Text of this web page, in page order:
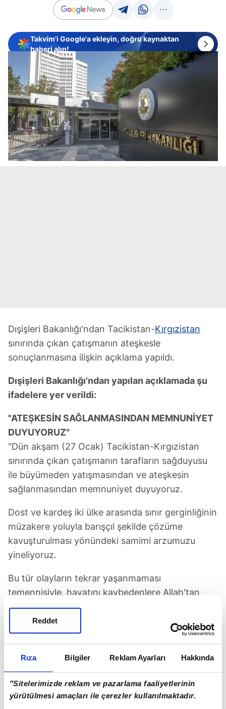
Rıza Bilgiler Reklam Ayarları Hakkında
"Sitelerimizde reklam ve pazarlama faaliyetlerinin
yürütülmesi amaçları ile çerezler kullanılmaktadır.
Reddet
Takvim'i Google'a ekleyin, doğru kaynaktan
haberi alın!
Dışişleri Bakanlığı'ndan Tacikistan-Kırgızistan
sınırında çıkan çatışmanın ateşkesle
sonuçlanmasına ilişkin açıklama yapıldı.
Dışişleri Bakanlığı'ndan yapılan açıklamada şu
ifadelere yer verildi:
"ATEŞKESİN SAĞLANMASINDAN MEMNUNİYET
DUYUYORUZ"
"Dün akşam (27 Ocak) Tacikistan-Kırgızistan
sınırında çıkan çatışmanın tarafların sağduyusu
ile büyümeden yatışmasından ve ateşkesin
sağlanmasından memnuniyet duyuyoruz.
Dost ve kardeş iki ülke arasında sınır gerginliğinin
müzakere yoluyla barışçıl şekilde çözüme
kavuşturulması yönündeki samimi arzumuzu
yineliyoruz.
Bu tür olayların tekrar yaşanmaması
temennisiyle, hayatını kaybedenlere Allah'tan
rahmet, yaralananlara acil şifalar diliyoruz."
TAKVİM UYGULAMASINI İNDİRMEK İÇİN
TIKLAYIN